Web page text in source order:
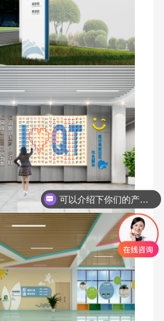
你们是怎么收费的呢